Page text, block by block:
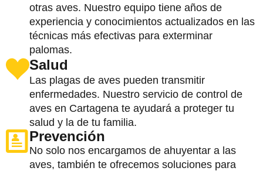
otras aves. Nuestro equipo tiene años de
experiencia y conocimientos actualizados en las
técnicas más efectivas para exterminar
palomas.
Salud
Las plagas de aves pueden transmitir
enfermedades. Nuestro servicio de control de
aves en Cartagena te ayudará a proteger tu
salud y la de tu familia.
Prevención
No solo nos encargamos de ahuyentar a las
aves, también te ofrecemos soluciones para